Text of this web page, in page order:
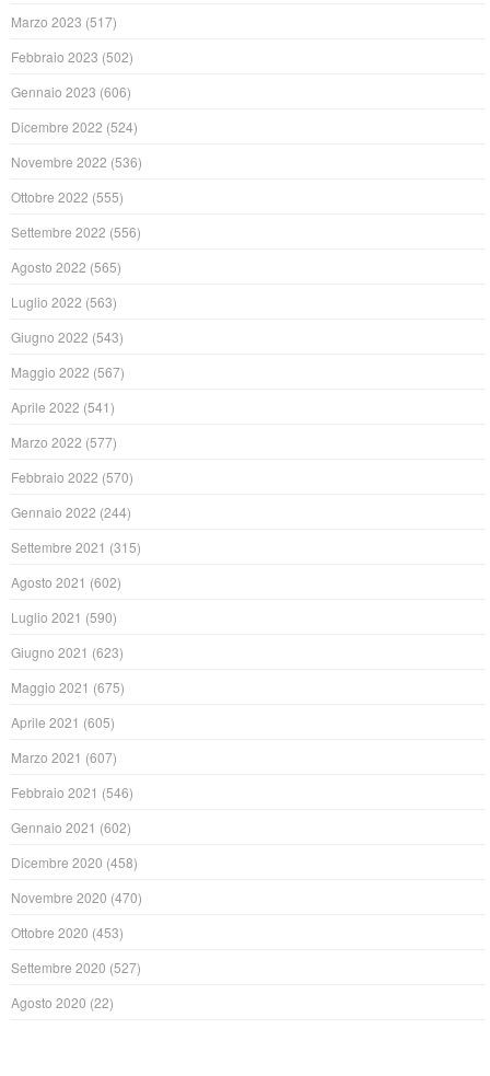
Marzo 2023 (517)
Febbraio 2023 (502)
Gennaio 2023 (606)
Dicembre 2022 (524)
Novembre 2022 (536)
Ottobre 2022 (555)
Settembre 2022 (556)
Agosto 2022 (565)
Luglio 2022 (563)
Giugno 2022 (543)
Maggio 2022 (567)
Aprile 2022 (541)
Marzo 2022 (577)
Febbraio 2022 (570)
Gennaio 2022 (244)
Settembre 2021 (315)
Agosto 2021 (602)
Luglio 2021 (590)
Giugno 2021 (623)
Maggio 2021 (675)
Aprile 2021 (605)
Marzo 2021 (607)
Febbraio 2021 (546)
Gennaio 2021 (602)
Dicembre 2020 (458)
Novembre 2020 (470)
Ottobre 2020 (453)
Settembre 2020 (527)
Agosto 2020 (22)